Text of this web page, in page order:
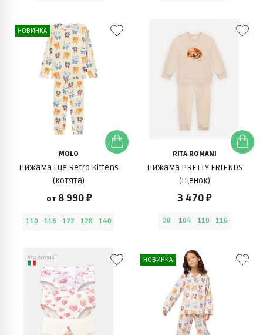
НОВИНКА
MOLO
Пижама Lue Retro Kittens
(котята)
от 8 990 ₽
110 116 122 128 140
RITA ROMANI
Пижама PRETTY FRIENDS
(щенок)
3 470 ₽
98 104 110 116
НОВИНКА